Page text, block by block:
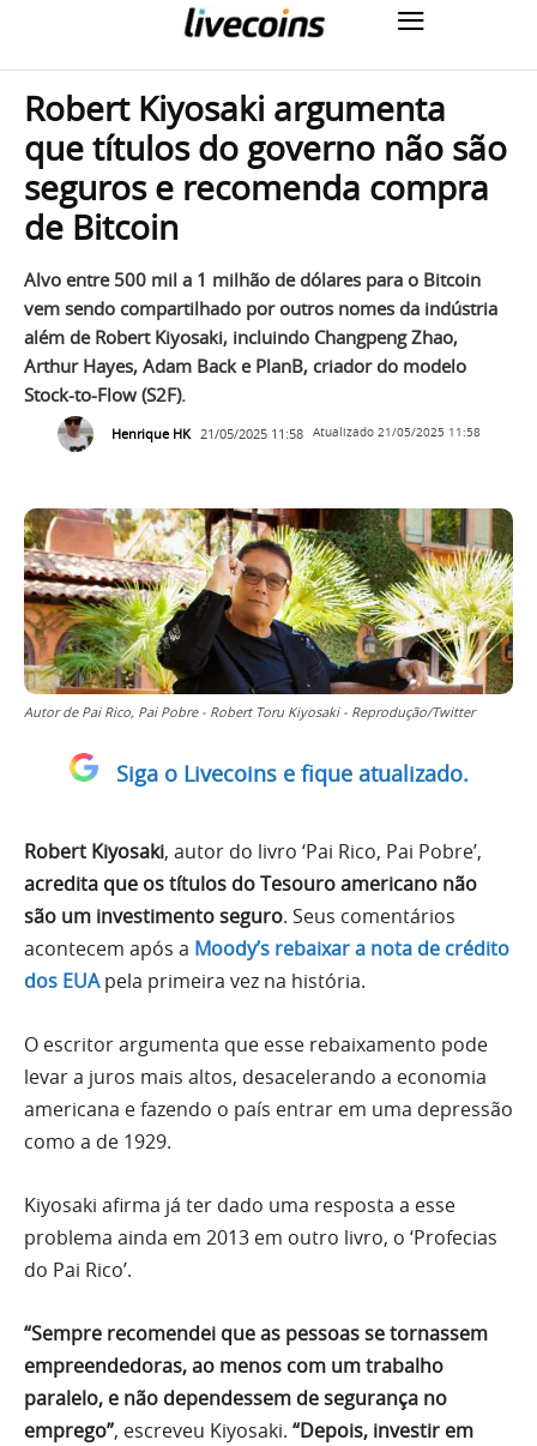
Robert Kiyosaki argumenta
que títulos do governo não são
seguros e recomenda compra
de Bitcoin
Alvo entre 500 mil a 1 milhão de dólares para o Bitcoin
vem sendo compartilhado por outros nomes da indústria
além de Robert Kiyosaki, incluindo Changpeng Zhao,
Arthur Hayes, Adam Back e PlanB, criador do modelo
Stock-to-Flow (S2F).
Henrique HK 21/05/2025 11:58 Atualizado 21/05/2025 11:58
Autor de Pai Rico, Pai Pobre - Robert Toru Kiyosaki - Reprodução/Twitter
Siga o Livecoins e fique atualizado.
Robert Kiyosaki, autor do livro ‘Pai Rico, Pai Pobre’,
acredita que os títulos do Tesouro americano não
são um investimento seguro. Seus comentários
acontecem após a Moody’s rebaixar a nota de crédito
dos EUApela primeira vez na história.
O escritor argumenta que esse rebaixamento pode
levar a juros mais altos, desacelerando a economia
americana e fazendo o país entrar em uma depressão
como a de 1929.
Kiyosaki afirma já ter dado uma resposta a esse
problema ainda em 2013 em outro livro, o ‘Profecias
do Pai Rico’.
“Sempre recomendei que as pessoas se tornassem
empreendedoras, ao menos com um trabalho
paralelo, e não dependessem de segurança no
emprego”, escreveu Kiyosaki. “Depois, investir em